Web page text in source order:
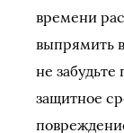
времени
выпрямить
не
защитное